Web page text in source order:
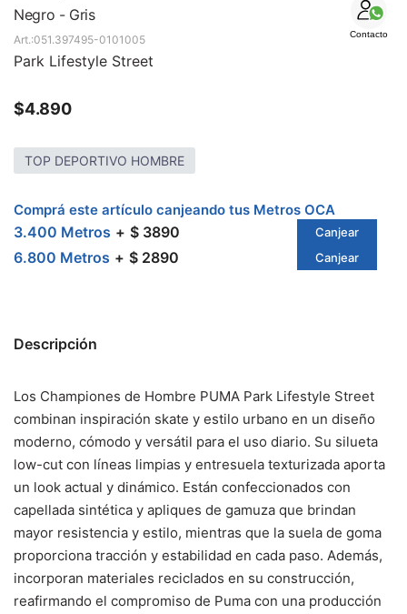
Negro - Gris
Contacto
051.397495-0101005
Park Lifestyle Street
$4.890
TOP DEPORTIVO HOMBRE
Comprá este artículo canjeando tus Metros OCA
3.400 Metros $ 3890 Canjear
6.800 Metros $ 2890 Canjear
Descripción
Los Championes de Hombre PUMA Park Lifestyle Street
combinan inspiración skate y estilo urbano en un diseño
moderno, cómodo y versátil para el uso diario. Su silueta
low-cut con líneas limpias y entresuela texturizada aporta
un look actual y dinámico. Están confeccionados con
capellada sintética y apliques de gamuza que brindan
mayor resistencia y estilo, mientras que la suela de goma
proporciona tracción y estabilidad en cada paso. Además,
incorporan materiales reciclados en su construcción,
reafirmando el compromiso de Puma con una producción